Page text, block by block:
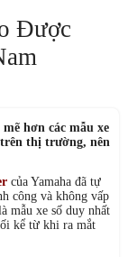
Được
hơn các mẫu xe
thị trường, nên
của Yamaha đã tự
công và không vấp
mẫu xe số duy nhất
kể từ khi ra mắt